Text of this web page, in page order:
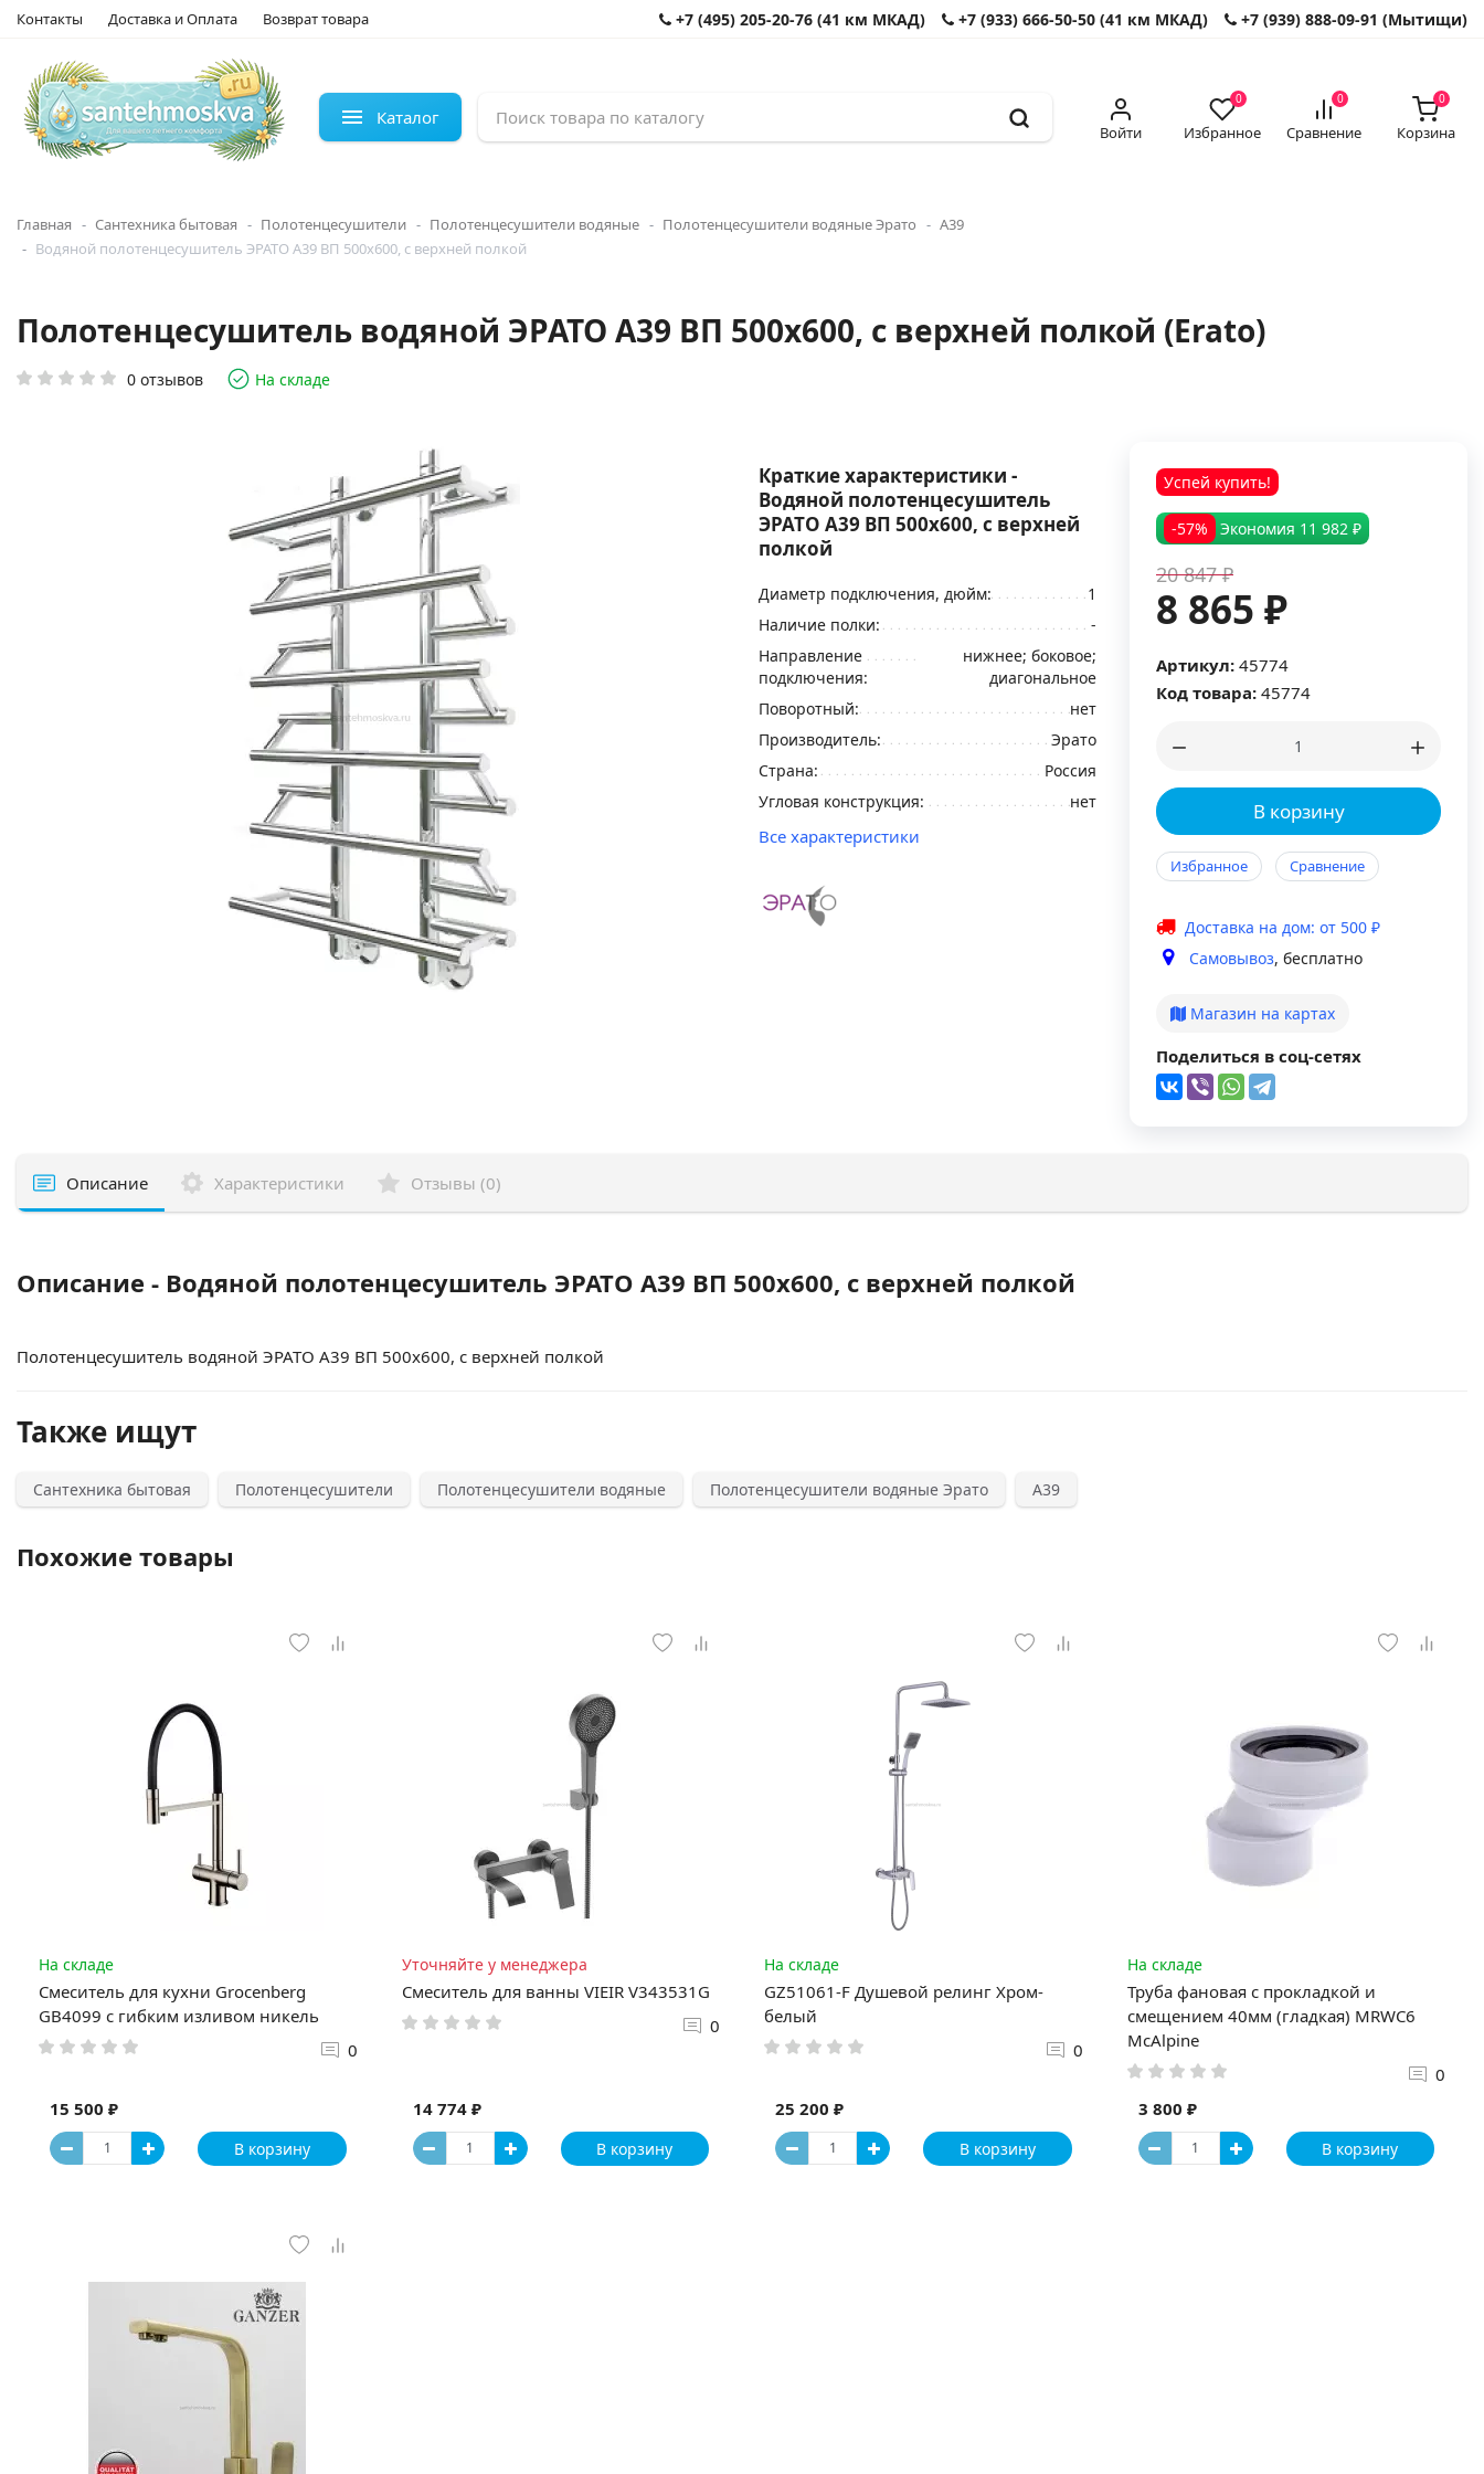
Контакты Доставка и Оплата Возврат товара +7 (495) 205-20-76 (41 км МКАД) +7 (933) 666-50-50 (41 км МКАД) +7 (939) 888-09-91 (Мытищи)
Каталог
Войти
0
Избранное
0
Сравнение
0
Корзина
Главная Сантехника бытовая Полотенцесушители Полотенцесушители водяные Полотенцесушители водяные Эрато
А39
Водяной полотенцесушитель ЭРАТО А39 ВП 500x600, с верхней полкой
Полотенцесушитель водяной ЭРАТО А39 ВП 500x600, с верхней полкой (Erato)
0 отзывов На складе
Успей купить!
-57% Экономия 11 982 ₽
20 847 ₽
8 865 ₽
Артикул: 45774
Код товара: 45774
В корзину
Избранное Сравнение
Доставка на дом: от 500 ₽
Самовывоз, бесплатно
Магазин на картах
Поделиться в соц-сетях
Краткие характеристики -
Водяной полотенцесушитель
ЭРАТО А39 ВП 500x600, с верхней
полкой
Диаметр подключения, дюйм:
1
Наличие полки:
-
Направление
подключения:
нижнее; боковое;
диагональное
Поворотный:
нет
Производитель:
Эрато
Страна:
Россия
Угловая конструкция:
нет
Все характеристики
Описание Характеристики Отзывы (0)
Описание - Водяной полотенцесушитель ЭРАТО А39 ВП 500x600, с верхней полкой
Полотенцесушитель водяной ЭРАТО А39 ВП 500x600, с верхней полкой
Также ищут
Сантехника бытовая Полотенцесушители Полотенцесушители водяные Полотенцесушители водяные Эрато А39
Похожие товары
На складе
Смеситель для кухни Grocenberg
GB4099 с гибким изливом никель
0
15 500 ₽
В корзину
Уточняйте у менеджера
Смеситель для ванны VIEIR V343531G
0
14 774 ₽
В корзину
На складе
GZ51061-F Душевой релинг Хром-
белый
0
25 200 ₽
В корзину
На складе
Труба фановая с прокладкой и
смещением 40мм (гладкая) MRWC6
McAlpine
0
3 800 ₽
В корзину